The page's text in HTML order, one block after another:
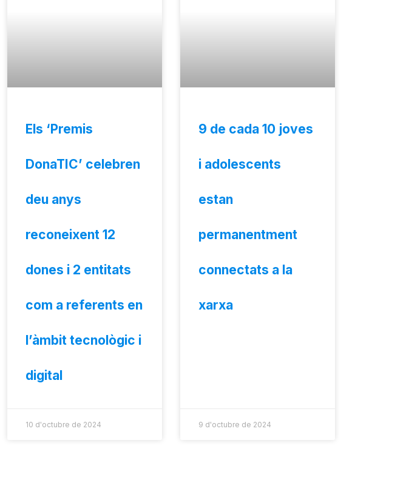
Els ‘Premis
DonaTIC’ celebren
deu anys
reconeixent 12
dones i 2 entitats
com a referents en
l’àmbit tecnològic i
digital
10 d'octubre de 2024
9 de cada 10 joves
i adolescents
estan
permanentment
connectats a la
xarxa
9 d'octubre de 2024